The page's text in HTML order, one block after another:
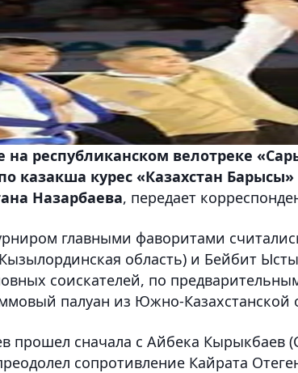
на республиканском велотреке
казакша курес «Казахстан
Назарбаева, передает
главными фаворитами
область) и Бейбит
соискателей, по
палуан из Южно-Казахстанской
прошел сначала с Айбека Кырыкбаев
сопротивление Кайрата